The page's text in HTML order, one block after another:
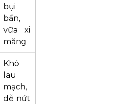
bụi
bẩn,
vữa xi
măng
Khó
lau
mạch,
dễ nứt